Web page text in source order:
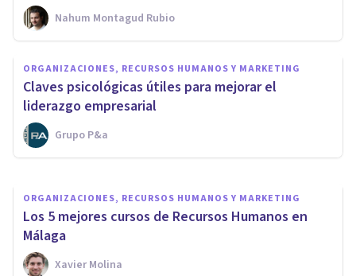
Nahum Montagud Rubio
ORGANIZACIONES, RECURSOS HUMANOS Y MARKETING
Claves psicológicas útiles para mejorar el
liderazgo empresarial
Grupo P&a
Las 6 diferencias entre estrés y
ansiedad
Jonathan García-Allen
ORGANIZACIONES, RECURSOS HUMANOS Y MARKETING
Los 5 mejores cursos de Recursos Humanos en
Málaga
Xavier Molina